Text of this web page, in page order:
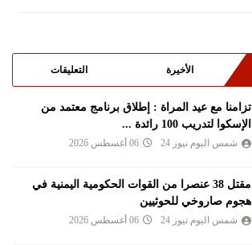
الأخيرة التعليقات
تزامنا مع عيد المراة : إطلاق برنامج معتمد من
الإسكوا لتدريب 100 رائدة ...
شمس اليوم نيوز 24 06 أغسطس 2026
مقتل 38 عنصرا من القوات الحكومية اليمنية في
هجوم صاروخي للحوثيين
شمس اليوم نيوز 24 06 أغسطس 2026